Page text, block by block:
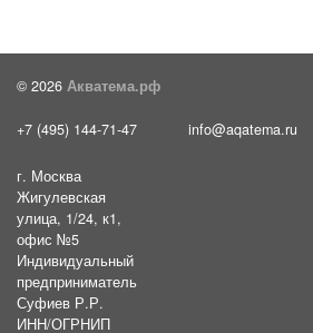
© 2026 Акватема.рф
+7 (495) 144-71-47 info@aqatema.ru
г. Москва
Жигулевская
улица, 1/24, к1,
офис №5
Индивидуальный
предприниматель
Суфиев Р.Р.
ИНН/ОГРНИП